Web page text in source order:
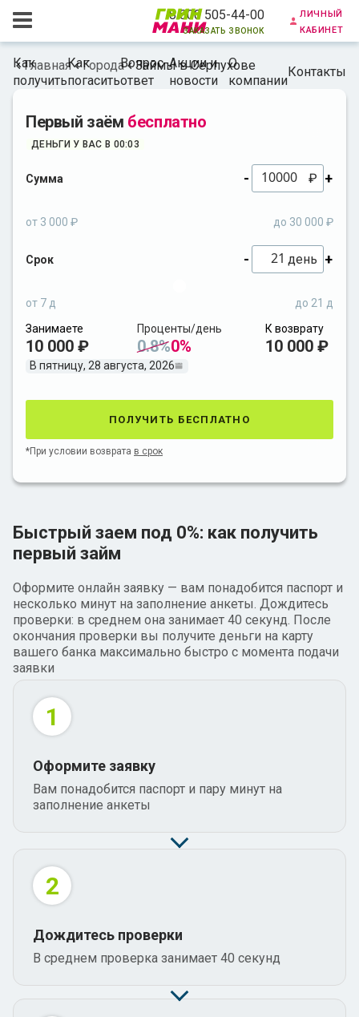
8 800 505-44-00
заказать звонок
личный
кабинет
Как
получить
Как
погасить
Вопрос-
ответ
Акции и
новости
О
компании
Контакты
Главная Города Займы в Серпухове
Первый заём бесплатно
ДЕНЬГИ У ВАС В 00:03
Сумма - ₽ +
от 3 000 ₽ до 30 000 ₽
Срок - день +
от 7 д
до 21 д
Занимаете
10 000 ₽
Проценты/день
0.8%0%
К возврату
10 000 ₽
В пятницу, 28 августа, 2026
получить бесплатно
*При условии возврата в срок
Быстрый заем под 0%: как получить
первый займ
Оформите онлайн заявку — вам понадобится паспорт и
несколько минут на заполнение анкеты. Дождитесь
проверки: в среднем она занимает 40 секунд. После
окончания проверки вы получите деньги на карту
вашего банка максимально быстро с момента подачи
заявки
1
Оформите заявку
Вам понадобится паспорт и пару минут на
заполнение анкеты
2
Дождитесь проверки
В среднем проверка занимает 40 секунд